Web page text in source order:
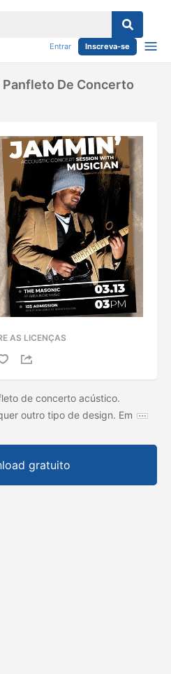
Entrar Inscreva-se
De Concerto
AS LICENÇAS
de concerto acústico.
outro tipo de design. Em
gratuito